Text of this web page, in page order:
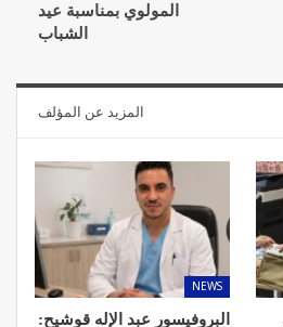
المولوي بمناسبة عيد
الشباب
المزيد عن المؤلف
NEWS
البروفيسور عبد الإله قوشيح: